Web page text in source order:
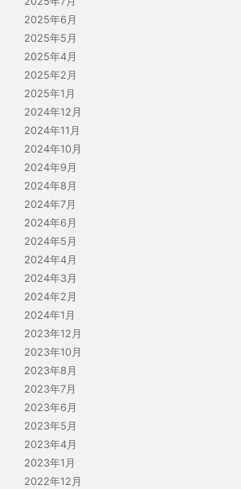
2025年6月
2025年5月
2025年4月
2025年2月
2025年1月
2024年12月
2024年11月
2024年10月
2024年9月
2024年8月
2024年7月
2024年6月
2024年5月
2024年4月
2024年3月
2024年2月
2024年1月
2023年12月
2023年10月
2023年8月
2023年7月
2023年6月
2023年5月
2023年4月
2023年1月
2022年12月